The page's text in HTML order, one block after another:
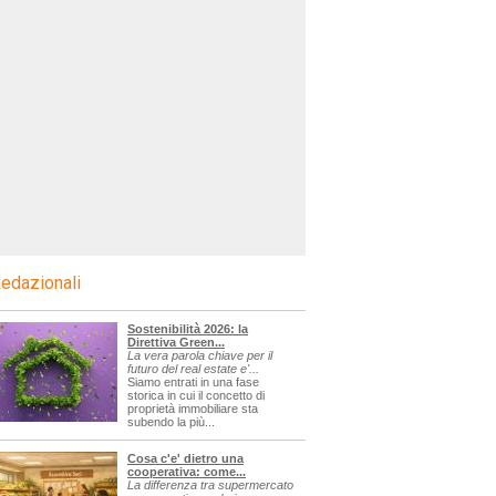
Sostenibilità 2026: la
Direttiva Green...
La vera parola chiave per il
futuro del real estate e'...
Siamo entrati in una fase
storica in cui il concetto di
proprietà immobiliare sta
subendo la più...
Cosa c'e' dietro una
cooperativa: come...
La differenza tra supermercato